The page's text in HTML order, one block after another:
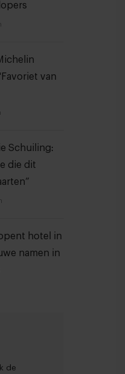
van
Schuiling:
die dit
hotel in
namen in
de